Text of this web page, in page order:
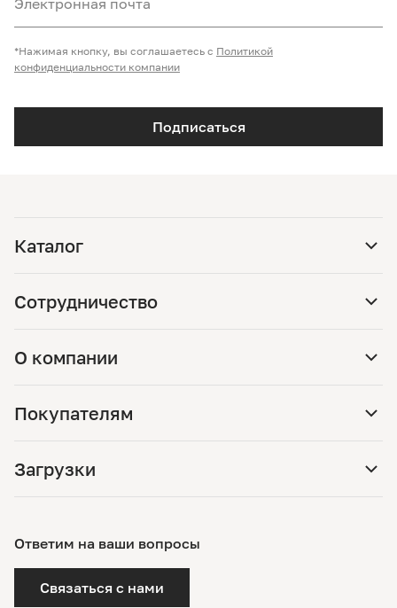
Электронная почта
Подписаться
*Нажимая кнопку, вы соглашаетесь с Политикой
конфиденциальности компании
Каталог
Сотрудничество
О компании
Покупателям
Загрузки
Ответим на ваши вопросы
Связаться с нами